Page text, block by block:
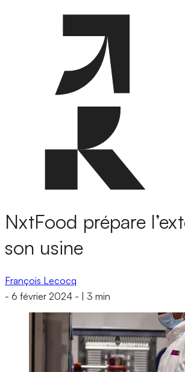
NxtFood prépare
son usine
François Lecocq
- 6 février 2024 - 3 min